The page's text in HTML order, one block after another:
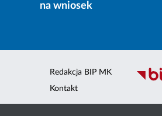
na wniosek
Redakcja BIP MK
Kontakt